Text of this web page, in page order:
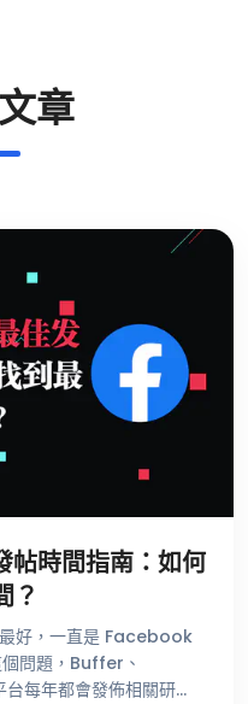
章
時間指南：如何
？
好，一直是 Facebook
問題，Buffer、
每年都會發佈相關研